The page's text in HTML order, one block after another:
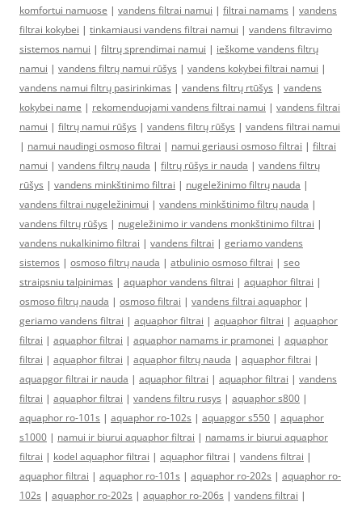
komfortui namuose | vandens filtrai namui | filtrai namams | vandens
filtrai kokybei | tinkamiausi vandens filtrai namui | vandens filtravimo
sistemos namui | filtrų sprendimai namui | ieškome vandens filtrų
namui | vandens filtrų namui rūšys | vandens kokybei filtrai namui |
vandens namui filtrų pasirinkimas | vandens filtrų rtūšys | vandens
kokybei name | rekomenduojami vandens filtrai namui | vandens filtrai
namui | filtrų namui rūšys | vandens filtrų rūšys | vandens filtrai namui
| namui naudingi osmoso filtrai | namui geriausi osmoso filtrai | filtrai
namui | vandens filtrų nauda | filtrų rūšys ir nauda | vandens filtrų
rūšys | vandens minkštinimo filtrai | nugeležinimo filtrų nauda |
vandens filtrai nugeležinimui | vandens minkštinimo filtrų nauda |
vandens filtrų rūšys | nugeležinimo ir vandens monkštinimo filtrai |
vandens nukalkinimo filtrai | vandens filtrai | geriamo vandens
sistemos | osmoso filtrų nauda | atbulinio osmoso filtrai | seo
straipsniu talpinimas | aquaphor vandens filtrai | aquaphor filtrai |
osmoso filtrų nauda | osmoso filtrai | vandens filtrai aquaphor |
geriamo vandens filtrai | aquaphor filtrai | aquaphor filtrai | aquaphor
filtrai | aquaphor filtrai | aquaphor namams ir pramonei | aquaphor
filtrai | aquaphor filtrai | aquaphor filtrų nauda | aquaphor filtrai |
aquapgor filtrai ir nauda | aquaphor filtrai | aquaphor filtrai | vandens
filtrai | aquaphor filtrai | vandens filtru rusys | aquaphor s800 |
aquaphor ro-101s | aquaphor ro-102s | aquapgor s550 | aquaphor
s1000 | namui ir biurui aquaphor filtrai | namams ir biurui aquaphor
filtrai | kodel aquaphor filtrai | aquaphor filtrai | vandens filtrai |
aquaphor filtrai | aquaphor ro-101s | aquaphor ro-202s | aquaphor ro-
102s | aquaphor ro-202s | aquaphor ro-206s | vandens filtrai |